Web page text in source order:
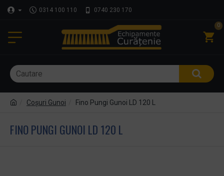
0314 100 110 0740 230 170
0
Coşuri Gunoi Fino Pungi Gunoi LD 120 L
FINO PUNGI GUNOI LD 120 L